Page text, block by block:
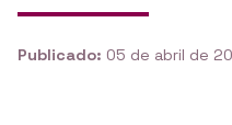
Publicado: 05 de abril de